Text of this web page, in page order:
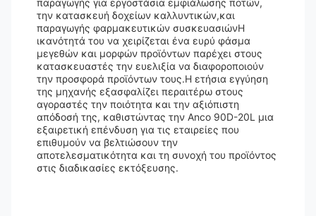
παραγωγής για εργοστάσια εμφιάλωσης ποτών,
την κατασκευή δοχείων καλλυντικών,και
παραγωγής φαρμακευτικών συσκευασιώνΗ
ικανότητά του να χειρίζεται ένα ευρύ φάσμα
μεγεθών και μορφών προϊόντων παρέχει στους
κατασκευαστές την ευελιξία να διαφοροποιούν
την προσφορά προϊόντων τους.Η ετήσια εγγύηση
της μηχανής εξασφαλίζει περαιτέρω στους
αγοραστές την ποιότητα και την αξιόπιστη
απόδοσή της, καθιστώντας την Anco 90D-20L μια
εξαιρετική επένδυση για τις εταιρείες που
επιθυμούν να βελτιώσουν την
αποτελεσματικότητα και τη συνοχή του προϊόντος
στις διαδικασίες εκτόξευσης.